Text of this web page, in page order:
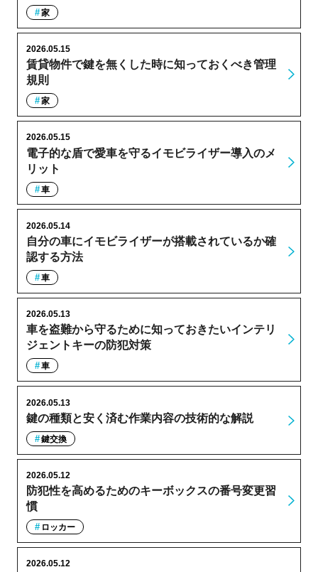
家
賃貸物件で鍵を無くした時に知っておくべき管理
規則
2026.05.15
家
電子的な盾で愛車を守るイモビライザー導入のメ
リット
2026.05.15
車
自分の車にイモビライザーが搭載されているか確
認する方法
2026.05.14
車
車を盗難から守るために知っておきたいインテリ
ジェントキーの防犯対策
2026.05.13
車
鍵の種類と安く済む作業内容の技術的な解説
2026.05.13
鍵交換
防犯性を高めるためのキーボックスの番号変更習
慣
2026.05.12
ロッカー
2026.05.12